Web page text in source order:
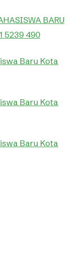
BARU
5239 490
Baru Kota
Baru Kota
Baru Kota